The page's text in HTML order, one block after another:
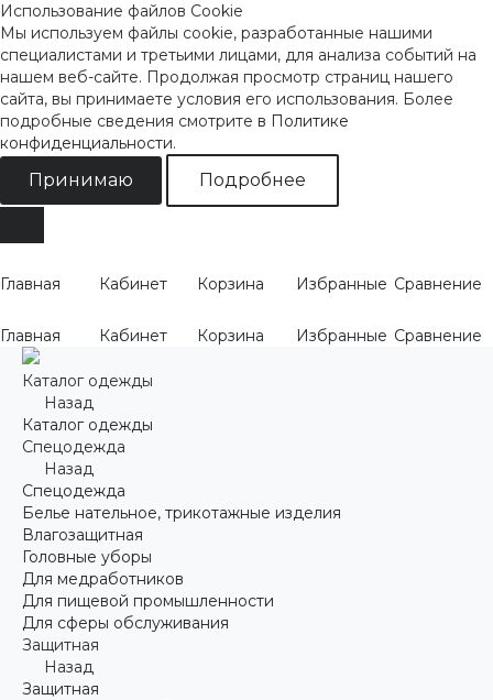
Использование файлов Cookie
Мы используем файлы cookie, разработанные нашими
специалистами и третьими лицами, для анализа событий на
нашем веб-сайте. Продолжая просмотр страниц нашего
сайта, вы принимаете условия его использования. Более
подробные сведения смотрите в Политике
конфиденциальности.
Принимаю Подробнее
Главная Кабинет Корзина Избранные Сравнение
Главная Кабинет Корзина Избранные Сравнение
Каталог одежды
Назад
Каталог одежды
Спецодежда
Назад
Спецодежда
Белье нательное, трикотажные изделия
Влагозащитная
Головные уборы
Для медработников
Для пищевой промышленности
Для сферы обслуживания
Защитная
Назад
Защитная